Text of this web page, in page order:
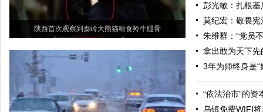
陕西首次观察到秦岭大熊猫啃食羚牛腿骨
彭光敏：扎根基
莫纪宏：敬畏
朱维群：“党员
拿出敢为天下先
3年为师终身是“
“依法治市”的资
乌镇免费WIFI